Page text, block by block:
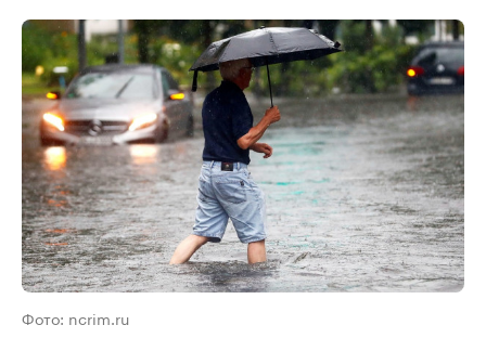
Фото: ncrim.ru